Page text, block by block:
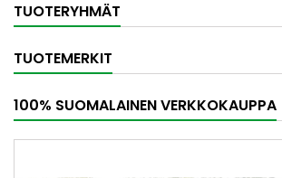
TUOTERYHMÄT
TUOTEMERKIT
100% SUOMALAINEN VERKKOKAUPPA